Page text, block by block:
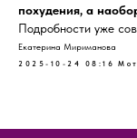
похудения, а
Подробности уже
Екатерина Мириманова
2025-10-24 08:16